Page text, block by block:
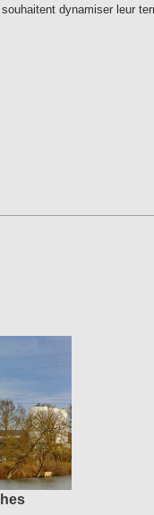
dynamiser leur